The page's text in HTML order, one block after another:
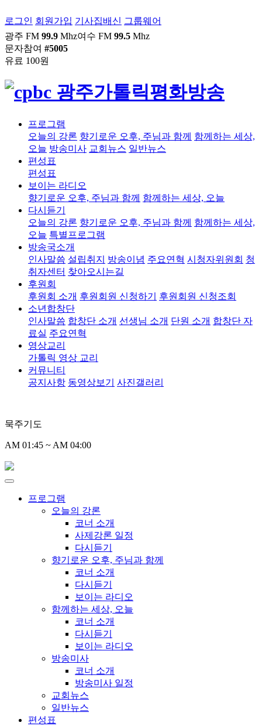
로그인 회원가입 기사집배신 그룹웨어
광주 FM 99.9 Mhz여수 FM 99.5 Mhz
문자참여 #5005
유료 100원
프로그램
오늘의 강론 향기로운 오후, 주님과 함께 함께하는 세상,
오늘 방송미사 교회뉴스 일반뉴스
편성표
편성표
보이는 라디오
향기로운 오후, 주님과 함께 함께하는 세상, 오늘
다시듣기
오늘의 강론 향기로운 오후, 주님과 함께 함께하는 세상,
오늘 특별프로그램
방송국소개
인사말씀 설립취지 방송이념 주요연혁 시청자위원회 청
취자센터 찾아오시는길
후원회
후원회 소개 후원회원 신청하기
후원회원 신청조회
소년합창단
인사말씀 합창단 소개 선생님 소개 단원 소개 합창단 자
료실 주요연혁
영상교리
가톨릭 영상 교리
커뮤니티
공지사항 동영상보기 사진갤러리
묵주기도
AM 01:45 ~ AM 04:00
프로그램
오늘의 강론
코너 소개
사제강론 일정
다시듣기
향기로운 오후, 주님과 함께
코너 소개
다시듣기
보이는 라디오
함께하는 세상, 오늘
코너 소개
다시듣기
보이는 라디오
방송미사
코너 소개
방송미사 일정
교회뉴스
일반뉴스
편성표